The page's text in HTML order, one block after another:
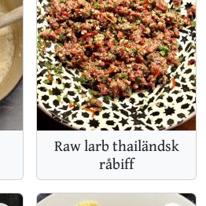
Raw larb thailändsk
råbiff